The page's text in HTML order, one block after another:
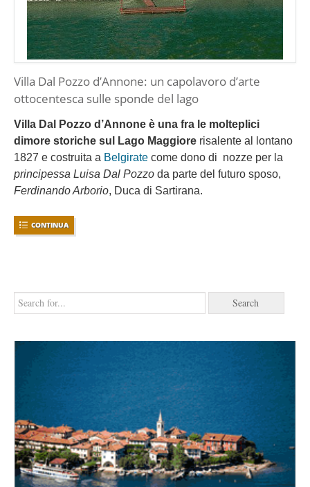
Villa Dal Pozzo d’Annone: un capolavoro d’arte
ottocentesca sulle sponde del lago
Villa Dal Pozzo d’Annone è una fra le molteplici
dimore storiche sul Lago Maggiore risalente al lontano
1827 e costruita a Belgirate come dono di nozze per la
principessa Luisa Dal Pozzo da parte del futuro sposo,
Ferdinando Arborio, Duca di Sartirana.
CONTINUA